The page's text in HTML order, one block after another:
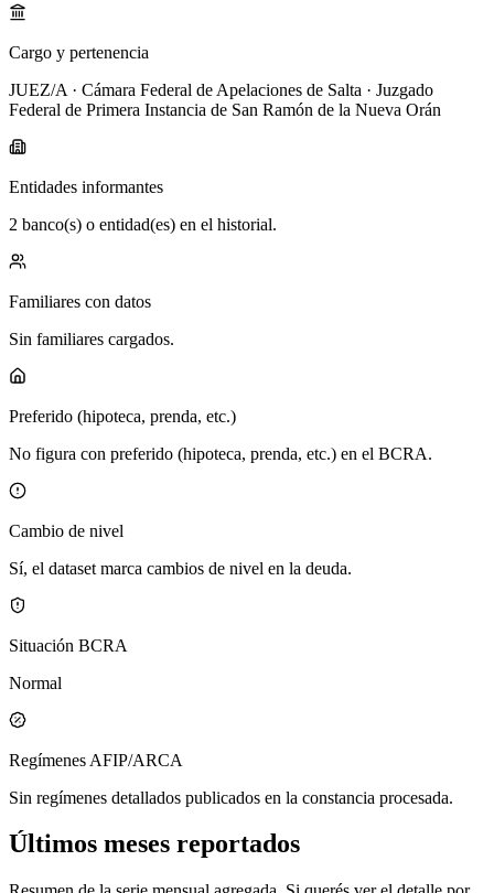
Cargo y pertenencia
JUEZ/A · Cámara Federal de Apelaciones de Salta · Juzgado
Federal de Primera Instancia de San Ramón de la Nueva Orán
Entidades informantes
2 banco(s) o entidad(es) en el historial.
Familiares con datos
Sin familiares cargados.
Preferido (hipoteca, prenda, etc.)
No figura con preferido (hipoteca, prenda, etc.) en el BCRA.
Cambio de nivel
Sí, el dataset marca cambios de nivel en la deuda.
Situación BCRA
Normal
Regímenes AFIP/ARCA
Sin regímenes detallados publicados en la constancia procesada.
Últimos meses reportados